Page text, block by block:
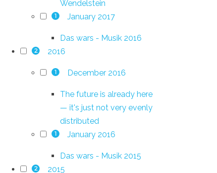
Wendelstein
1 January 2017
Das wars - Musik 2016
2 2016
1 December 2016
The future is already here
— it's just not very evenly
distributed
1 January 2016
Das wars - Musik 2015
2 2015